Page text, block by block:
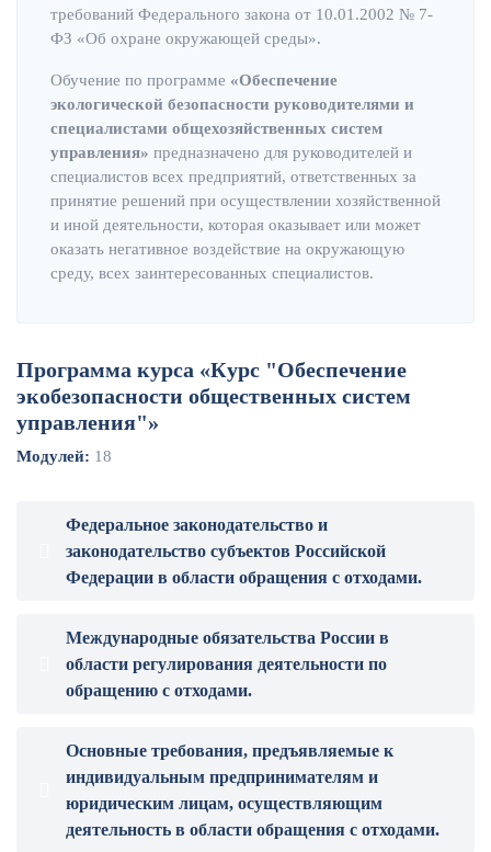
требований Федерального закона от 10.01.2002 № 7-
ФЗ «Об охране окружающей среды».
Обучение по программе «Обеспечение
экологической безопасности руководителями и
специалистами общехозяйственных систем
управления» предназначено для руководителей и
специалистов всех предприятий, ответственных за
принятие решений при осуществлении хозяйственной
и иной деятельности, которая оказывает или может
оказать негативное воздействие на окружающую
среду, всех заинтересованных специалистов.
Программа курса «Курс "Обеспечение
экобезопасности общественных систем
управления"»
Модулей: 18
Федеральное законодательство и
законодательство субъектов Российской
Федерации в области обращения с отходами.
Международные обязательства России в
области регулирования деятельности по
обращению с отходами.
Основные требования, предъявляемые к
индивидуальным предпринимателям и
юридическим лицам, осуществляющим
деятельность в области обращения с отходами.